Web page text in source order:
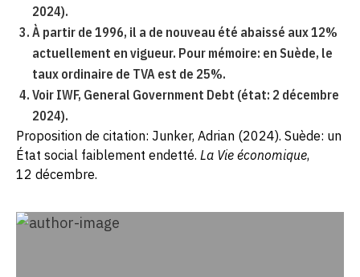
2024).
À partir de 1996, il a de nouveau été abaissé aux 12%
actuellement en vigueur. Pour mémoire: en Suède, le
taux ordinaire de TVA est de 25%.
Voir IWF, General Government Debt (état: 2 décembre
2024).
Proposition de citation: Junker, Adrian (2024). Suède: un
État social faiblement endetté. La Vie économique,
12 décembre.